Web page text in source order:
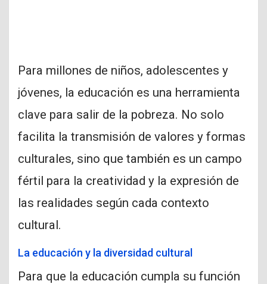
Para millones de niños, adolescentes y
jóvenes, la educación es una herramienta
clave para salir de la pobreza. No solo
facilita la transmisión de valores y formas
culturales, sino que también es un campo
fértil para la creatividad y la expresión de
las realidades según cada contexto
cultural.
La educación y la diversidad cultural
Para que la educación cumpla su función